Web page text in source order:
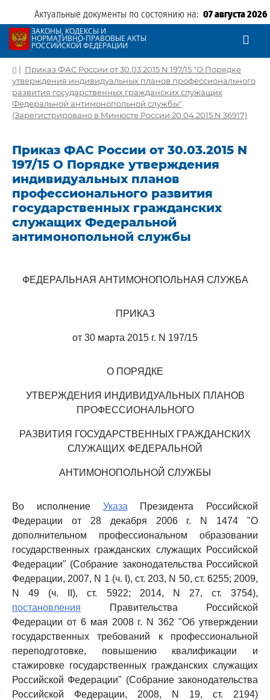
Актуальные документы по состоянию на: 07 августа 2026
ЗАКОНЫ, КОДЕКСЫ И
НОРМАТИВНО-ПРАВОВЫЕ АКТЫ
РОССИЙСКОЙ ФЕДЕРАЦИИ
| Приказ ФАС России от 30.03.2015 N 197/15 "О Порядке
утверждения индивидуальных планов профессионального
развития государственных гражданских служащих
Федеральной антимонопольной службы"
(Зарегистрировано в Минюсте России 20.04.2015 N 36917)
Приказ ФАС России от 30.03.2015 N
197/15 О Порядке утверждения
индивидуальных планов
профессионального развития
государственных гражданских
служащих Федеральной
антимонопольной службы
ФЕДЕРАЛЬНАЯ АНТИМОНОПОЛЬНАЯ СЛУЖБА
ПРИКАЗ
от 30 марта 2015 г. N 197/15
О ПОРЯДКЕ
УТВЕРЖДЕНИЯ ИНДИВИДУАЛЬНЫХ ПЛАНОВ
ПРОФЕССИОНАЛЬНОГО
РАЗВИТИЯ ГОСУДАРСТВЕННЫХ ГРАЖДАНСКИХ
СЛУЖАЩИХ ФЕДЕРАЛЬНОЙ
АНТИМОНОПОЛЬНОЙ СЛУЖБЫ
Во исполнение Указа Президента Российской
Федерации от 28 декабря 2006 г. N 1474 "О
дополнительном профессиональном образовании
государственных гражданских служащих Российской
Федерации" (Собрание законодательства Российской
Федерации, 2007, N 1 (ч. I), ст. 203, N 50, ст. 6255; 2009,
N 49 (ч. II), ст. 5922; 2014, N 27, ст. 3754),
постановления Правительства Российской
Федерации от 6 мая 2008 г. N 362 "Об утверждении
государственных требований к профессиональной
переподготовке, повышению квалификации и
стажировке государственных гражданских служащих
Российской Федерации" (Собрание законодательства
Российской Федерации, 2008, N 19, ст. 2194)